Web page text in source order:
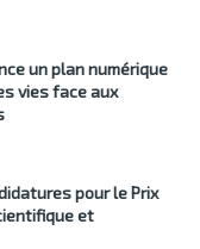
un plan numérique
vies face aux
pour le Prix
et